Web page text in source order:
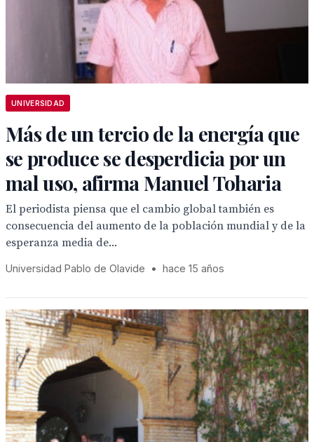
UNIVERSIDAD
Más de un tercio de la energía que
se produce se desperdicia por un
mal uso, afirma Manuel Toharia
El periodista piensa que el cambio global también es
consecuencia del aumento de la población mundial y de la
esperanza media de...
Universidad Pablo de Olavide • hace 15 años